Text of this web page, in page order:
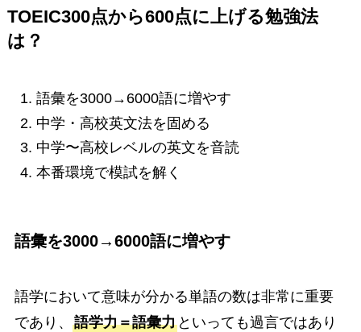
TOEIC300点から600点に上げる勉強法
は？
語彙を3000→6000語に増やす
中学・高校英文法を固める
中学〜高校レベルの英文を音読
本番環境で模試を解く
語彙を3000→6000語に増やす
語学において意味が分かる単語の数は非常に重要
であり、 語学力＝語彙力といっても過言ではあり